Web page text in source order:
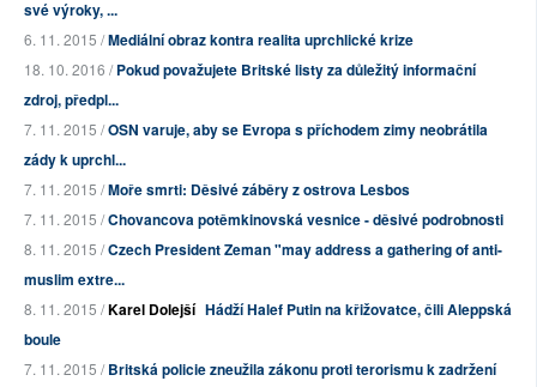
své výroky, ...
6. 11. 2015 /Mediální obraz kontra realita uprchlické krize
18. 10. 2016 /Pokud považujete Britské listy za důležitý informační
zdroj, předpl...
7. 11. 2015 /OSN varuje, aby se Evropa s příchodem zimy neobrátila
zády k uprchl...
7. 11. 2015 /Moře smrti: Děsivé záběry z ostrova Lesbos
7. 11. 2015 /Chovancova potěmkinovská vesnice - děsivé podrobnosti
8. 11. 2015 /Czech President Zeman "may address a gathering of anti-
muslim extre...
8. 11. 2015 /Karel Dolejší Hádží Halef Putin na křižovatce, čili Aleppská
boule
7. 11. 2015 /Britská policie zneužila zákonu proti terorismu k zadržení